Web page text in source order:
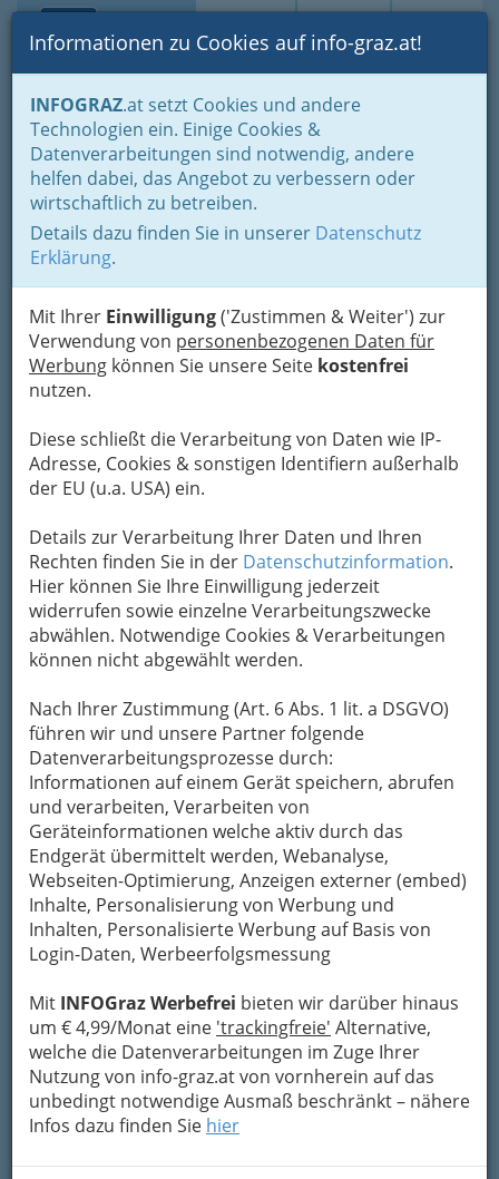
Suche Login Toggle
Informationen zu Cookies auf info-graz.at!
INFOGRAZ.at setzt Cookies und andere
Technologien ein. Einige Cookies &
Datenverarbeitungen sind notwendig, andere
helfen dabei, das Angebot zu verbessern oder
wirtschaftlich zu betreiben.
Details dazu finden Sie in unserer Datenschutz
Erklärung.
Mit Ihrer Einwilligung('Zustimmen & Weiter') zur
Verwendung von personenbezogenen Daten für
Werbung können Sie unsere Seite kostenfrei
nutzen.
Diese schließt die Verarbeitung von Daten wie IP-
Adresse, Cookies & sonstigen Identifiern außerhalb
der EU (u.a. USA) ein.
Details zur Verarbeitung Ihrer Daten und Ihren
Rechten finden Sie in der Datenschutzinformation.
Hier können Sie Ihre Einwilligung jederzeit
widerrufen sowie einzelne Verarbeitungszwecke
abwählen. Notwendige Cookies & Verarbeitungen
können nicht abgewählt werden.
Nach Ihrer Zustimmung (Art. 6 Abs. 1 lit. a DSGVO)
führen wir und unsere Partner folgende
Datenverarbeitungsprozesse durch:
Informationen auf einem Gerät speichern, abrufen
und verarbeiten, Verarbeiten von
Geräteinformationen welche aktiv durch das
Endgerät übermittelt werden, Webanalyse,
Webseiten-Optimierung, Anzeigen externer (embed)
Inhalte, Personalisierung von Werbung und
Inhalten, Personalisierte Werbung auf Basis von
Login-Daten, Werbeerfolgsmessung
Mit INFOGraz Werbefrei bieten wir darüber hinaus
um € 4,99/Monat eine 'trackingfreie' Alternative,
welche die Datenverarbeitungen im Zuge Ihrer
Nutzung von info-graz.at von vornherein auf das
unbedingt notwendige Ausmaß beschränkt – nähere
Infos dazu finden Sie hier
Home Branchen Kultur Musik Diverse Orchester
Diverse Orchester
Ein Orchester (griechisch ὀρχήστρα orchestra =
Tanzplatz, d. h. ein halbrunder Platz vor der
Chor tanzte) istein größer besetztes
Instrumentalensemble, das dadurch
gekennzeichnet ist, dass
Im Bereich der klassischen Musik unterscheidet
man das groß besetzte Sinfonieorchester vom
kleineren Kammerorchester. Daneben gibt es
Orchester, die nur aus Instrumenten einer
bestimmten Gattung bestehen, z. B.
Blasorchester, Streichorchester, Zupforchester
oder das Gamelanorchester Indonesiens. Jazz-
Orchester und ähnliche Formationen der Tanz-
und Unterhaltungsmusik werden meist als Big
Band bezeichnet.
Natürlich stammen diese Weisheiten von ©
WikipediA, wo man sich diesbezüglich noch
weiterbilden kann!
Bezirksauswahl
Alle Bezirke
Grazer Salonorchester - Verein zur
Pflege der Salonmusikkultur